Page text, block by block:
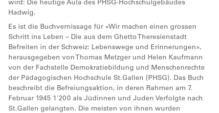
wird: Die heutige Aula des PHSG-Hochschulgebäudes
Hadwig.
Es ist die Buchvernissage für «Wir machen einen grossen
Schritt ins Leben – Die aus dem Ghetto Theresienstadt
Befreiten in der Schweiz: Lebenswege und Erinnerungen»,
herausgegeben von Thomas Metzger und Helen Kaufmann
von der Fachstelle Demokratiebildung und Menschenrechte
der Pädagogischen Hochschule St.Gallen (PHSG). Das Buch
beschreibt die Befreiungsaktion, in deren Rahmen am 7.
Februar 1945 1'200 als Jüdinnen und Juden Verfolgte nach
St.Gallen gelangten. Die meisten von ihnen wurden